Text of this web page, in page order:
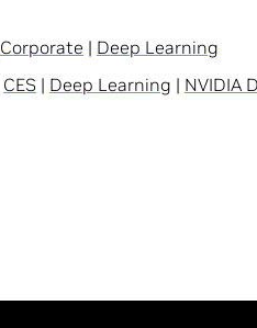
Corporate | Deep Learning
CES | Deep Learning | NVIDIA